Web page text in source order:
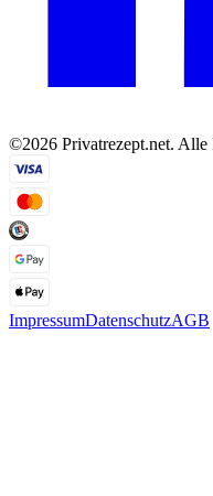
©2026 Privatrezept.net. Alle
ImpressumDatenschutzAGB